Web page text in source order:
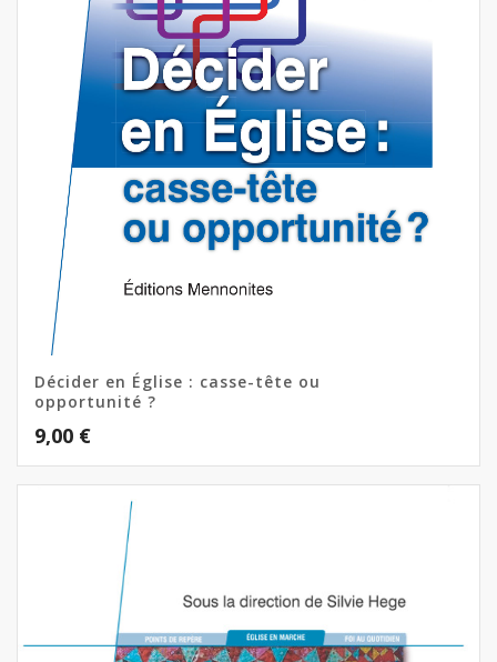
Décider en Église : casse-tête ou
opportunité ?
9,00 €